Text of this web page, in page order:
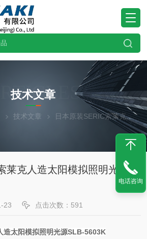
技术文章
技术文章 日本原装SERIC索莱克人造太阳模拟照明光源SLB-5603K
莱克人造太阳模拟照明光源
23 点击次数：591
造太阳模拟照明光源SLB-5603K
电话咨询